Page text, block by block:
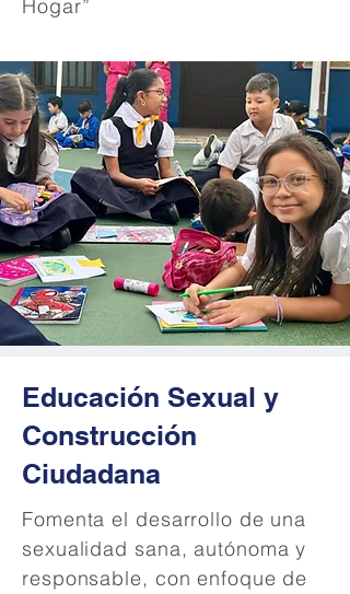
Hogar”
Educación Sexual y
Construcción
Ciudadana
Fomenta el desarrollo de una
sexualidad sana, autónoma y
responsable, con enfoque de